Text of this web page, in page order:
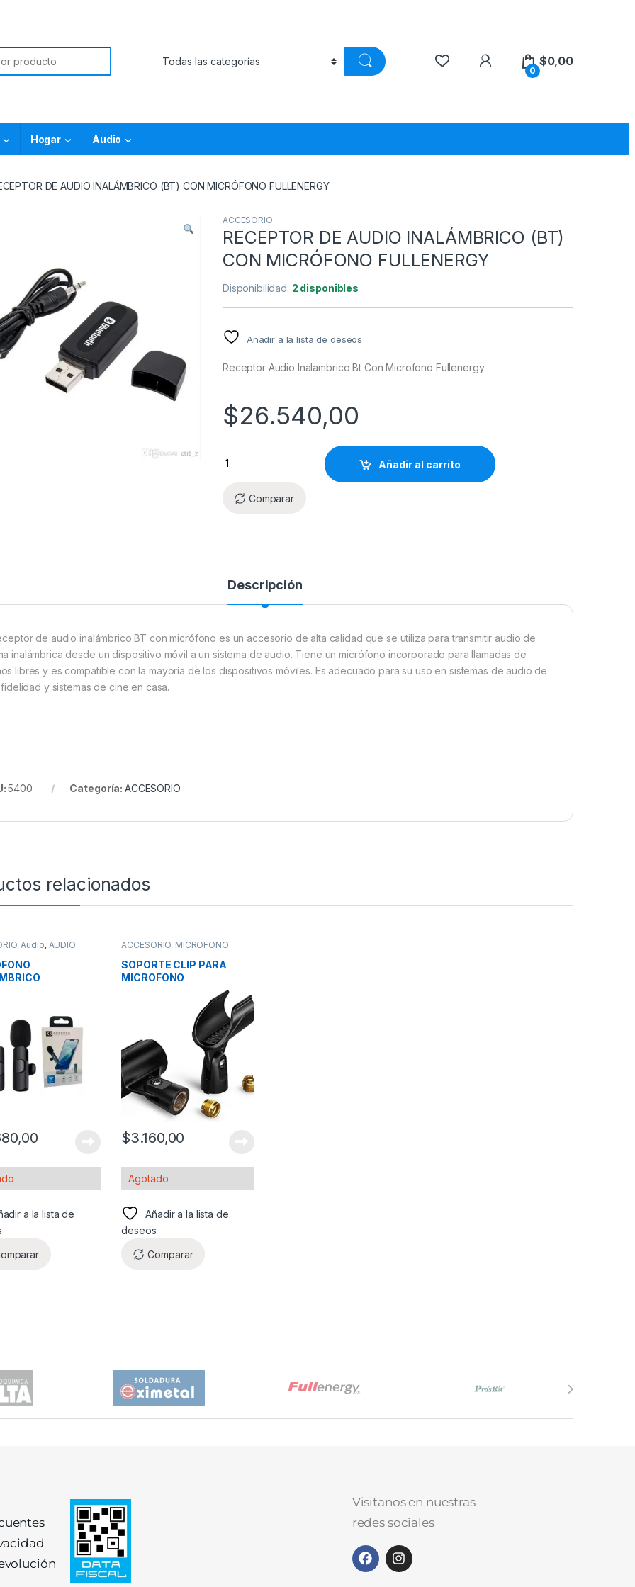
0
$0,00
Hogar Audio
DE AUDIO INALÁMBRICO (BT) CON MICRÓFONO FULLENERGY
ACCESORIO
RECEPTOR DE AUDIO INALÁMBRICO (BT)
CON MICRÓFONO FULLENERGY
Disponibilidad: 2 disponibles
Añadir a la lista de deseos
Receptor Audio Inalambrico Bt Con Microfono Fullenergy
$26.540,00
Añadir al carrito
Comparar
Descripción
de audio inalámbrico BT con micrófono es un accesorio de alta calidad que se utiliza para transmitir audio de
inalámbrica desde un dispositivo móvil a un sistema de audio. Tiene un micrófono incorporado para llamadas de
libres y es compatible con la mayoría de los dispositivos móviles. Es adecuado para su uso en sistemas de audio de
fidelidad y sistemas de cine en casa.
5400 Categoría: ACCESORIO
relacionados
, Audio, AUDIO
a la lista de
ACCESORIO, MICROFONO
SOPORTE CLIP PARA
MICROFONO
$3.160,00
Agotado
Añadir a la lista de
deseos
Comparar
Visitanos en nuestras
redes sociales